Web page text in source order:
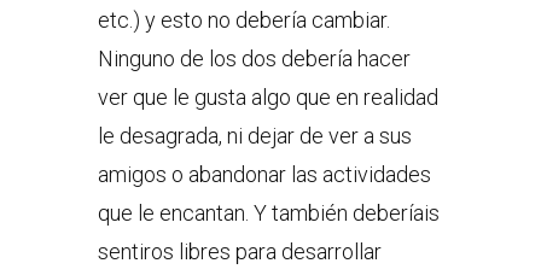
etc.) y esto no debería cambiar.
Ninguno de los dos debería hacer
ver que le gusta algo que en realidad
le desagrada, ni dejar de ver a sus
amigos o abandonar las actividades
que le encantan. Y también deberíais
sentiros libres para desarrollar